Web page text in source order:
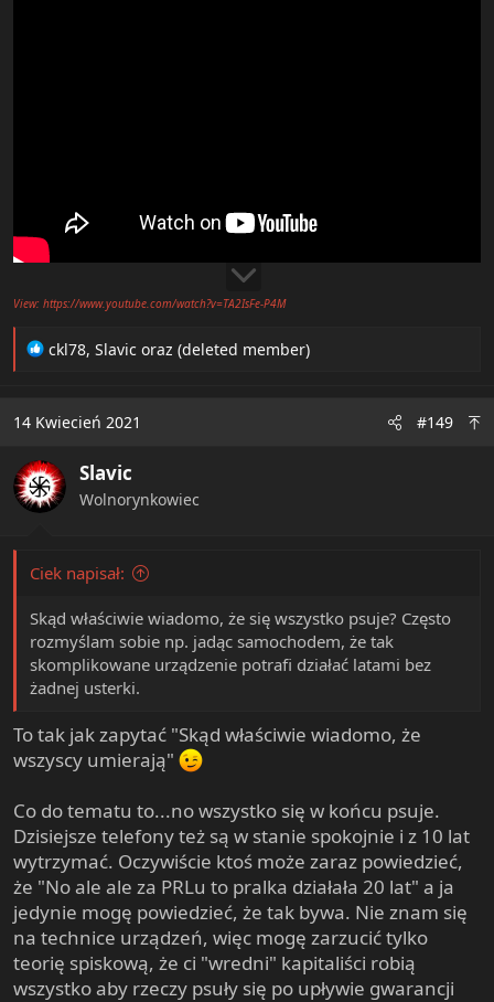
View: https://www.youtube.com/watch?v=TA2IsFe-P4M
R
t
o
n
s
ckl78, Slavic oraz (deleted member)
14 Kwiecień 2021 #149
Slavic
Wolnorynkowiec
Ciek napisał:
Skąd właściwie wiadomo, że się wszystko psuje? Często
rozmyślam sobie np. jadąc samochodem, że tak
skomplikowane urządzenie potrafi działać latami bez
żadnej usterki.
To tak jak zapytać "Skąd właściwie wiadomo, że
wszyscy umierają"
Co do tematu to...no wszystko się w końcu psuje.
Dzisiejsze telefony też są w stanie spokojnie i z 10 lat
wytrzymać. Oczywiście ktoś może zaraz powiedzieć,
że "No ale ale za PRLu to pralka działała 20 lat" a ja
jedynie mogę powiedzieć, że tak bywa. Nie znam się
na technice urządzeń, więc mogę zarzucić tylko
teorię spiskową, że ci "wredni" kapitaliści robią
wszystko aby rzeczy psuły się po upływie gwarancji